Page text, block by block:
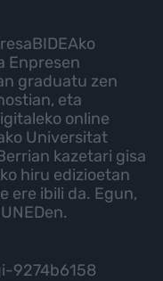
Enpresen
graduatu zen
eta
online
Universitat
kazetari gisa
hiru edizioetan
ere ibili da. Egun,
9274b6158